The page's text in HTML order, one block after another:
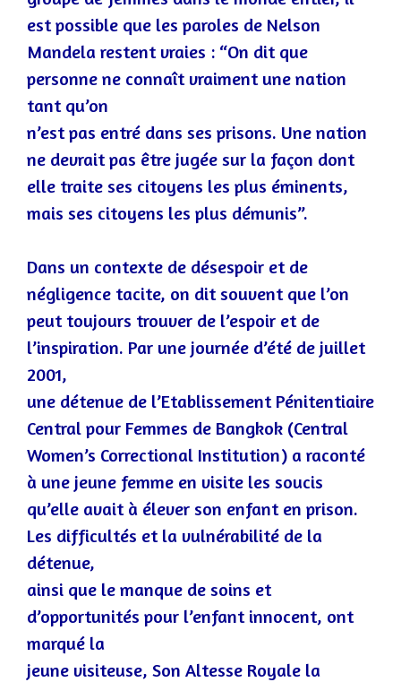
est possible que les paroles de Nelson
Mandela restent vraies : “On dit que
personne ne connaît vraiment une nation
tant qu’on
n’est pas entré dans ses prisons. Une nation
ne devrait pas être jugée sur la façon dont
elle traite ses citoyens les plus éminents,
mais ses citoyens les plus démunis”.
Dans un contexte de désespoir et de
négligence tacite, on dit souvent que l’on
peut toujours trouver de l’espoir et de
l’inspiration. Par une journée d’été de juillet
2001,
une détenue de l’Etablissement Pénitentiaire
Central pour Femmes de Bangkok (Central
Women’s Correctional Institution) a raconté
à une jeune femme en visite les soucis
qu’elle avait à élever son enfant en prison.
Les difficultés et la vulnérabilité de la
détenue,
ainsi que le manque de soins et
d’opportunités pour l’enfant innocent, ont
marqué la
jeune visiteuse, Son Altesse Royale la